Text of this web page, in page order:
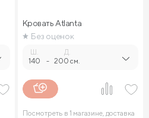
Кровать Atlanta
Без оценок
Ш.
140 -
Д.
200 см.
Посмотреть в 1 магазине, доставка